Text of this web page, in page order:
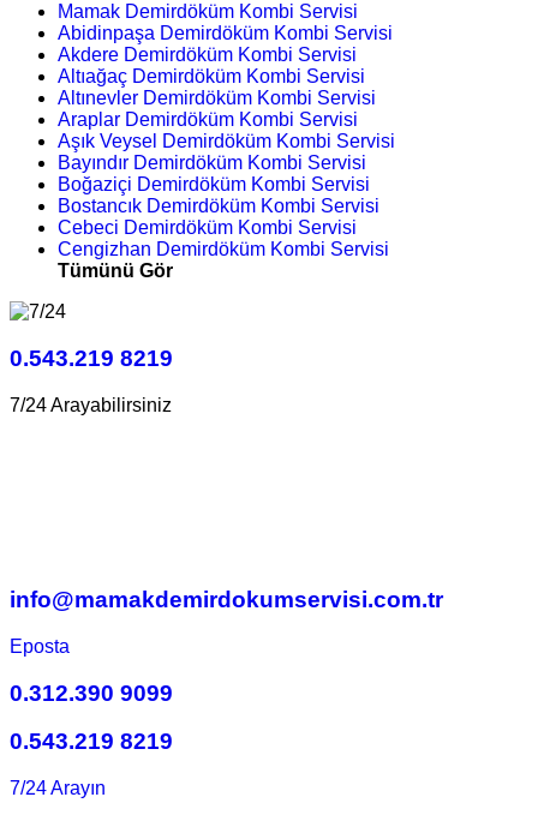
Mamak Demirdöküm Kombi Servisi
Abidinpaşa Demirdöküm Kombi Servisi
Akdere Demirdöküm Kombi Servisi
Altıağaç Demirdöküm Kombi Servisi
Altınevler Demirdöküm Kombi Servisi
Araplar Demirdöküm Kombi Servisi
Aşık Veysel Demirdöküm Kombi Servisi
Bayındır Demirdöküm Kombi Servisi
Boğaziçi Demirdöküm Kombi Servisi
Bostancık Demirdöküm Kombi Servisi
Cebeci Demirdöküm Kombi Servisi
Cengizhan Demirdöküm Kombi Servisi
Tümünü Gör
0.543.219 8219
7/24 Arayabilirsiniz
info@mamakdemirdokumservisi.com.tr
Eposta
0.312.390 9099
0.543.219 8219
7/24 Arayın